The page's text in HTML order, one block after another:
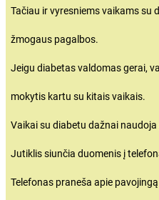
Tačiau ir vyresniems vaikams su
žmogaus pagalbos.
Jeigu diabetas valdomas gerai,
mokytis kartu su kitais vaikais.
Vaikai su diabetu dažnai
Jutiklis siunčia duomenis į
Telefonas praneša apie